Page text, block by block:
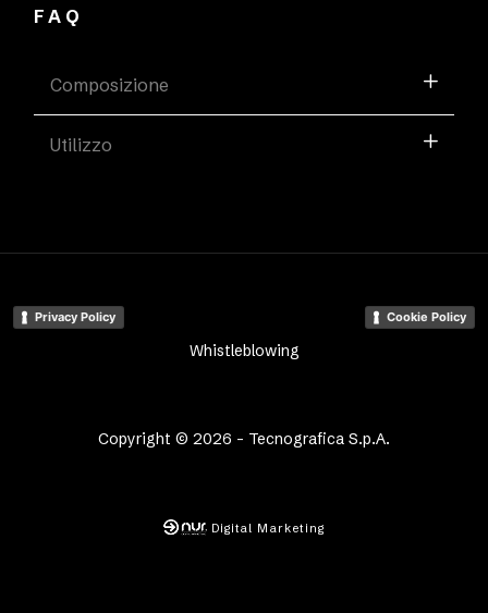
FAQ
Composizione
Utilizzo
Copyright © 2026 - Tecnografica S.p.A.
Privacy Policy Cookie Policy
Whistleblowing
Digital Marketing